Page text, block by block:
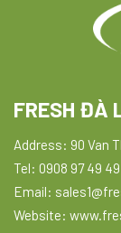
FRESH ĐÀ
Address: 90 Van
Tel: 0908 97 49 49
Email:
Website: